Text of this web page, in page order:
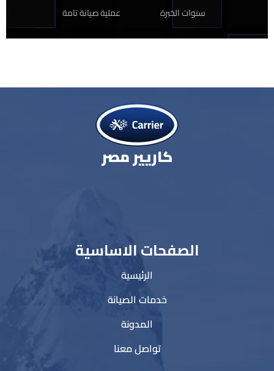
سنوات الخبرة عملية صيانة تامة
كاريير مصر
الصفحات الاساسية
الرئيسية
خدمات الصيانة
المدونة
تواصل معنا